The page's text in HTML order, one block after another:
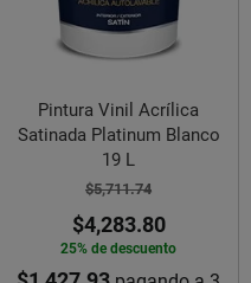
Pintura Vinil Acrílica
Satinada Platinum Blanco
19 L
$5,711.74
$4,283.80
25% de descuento